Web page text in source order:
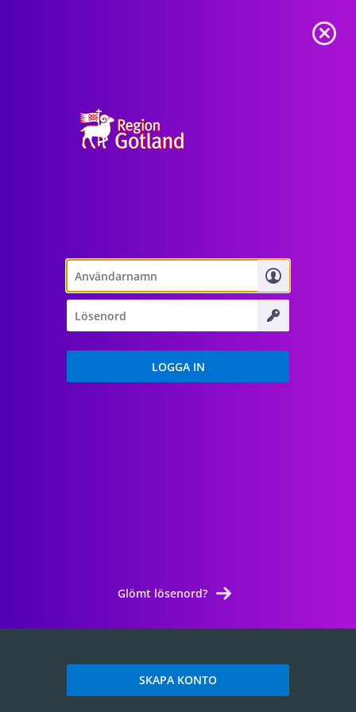
Glömt lösenord?
SKAPA KONTO